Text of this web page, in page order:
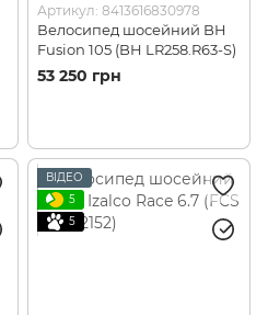
Артикул: 8413616830978
Велосипед шосейний BH
Fusion 105 (BH LR258.R63-S)
53 250 грн
ВІДЕО
5
5